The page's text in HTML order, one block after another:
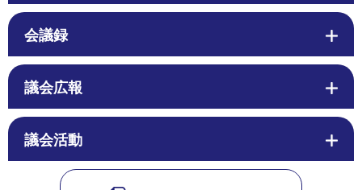
会議録
議会広報
議会活動